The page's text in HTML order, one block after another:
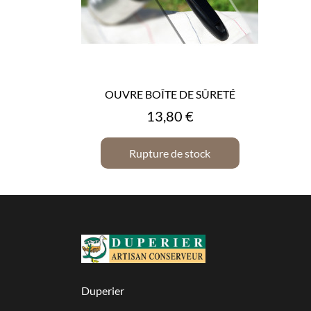
OUVRE BOÎTE DE SÛRETÉ
Prix
13,80 €
Rupture de stock
Duperier